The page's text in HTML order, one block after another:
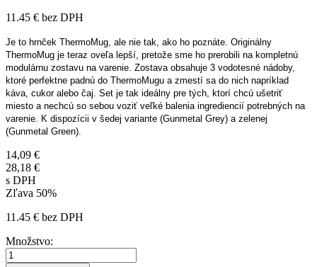
11.45 € bez DPH
Je to hrnček ThermoMug, ale nie tak, ako ho poznáte. Originálny
ThermoMug je teraz oveľa lepší, pretože sme ho prerobili na kompletnú
modulárnu zostavu na varenie. Zostava obsahuje 3 vodotesné nádoby,
ktoré perfektne padnú do ThermoMugu a zmestí sa do nich napríklad
káva, cukor alebo čaj. Set je tak ideálny pre tých, ktorí chcú ušetriť
miesto a nechcú so sebou voziť veľké balenia ingrediencií potrebných na
varenie. K dispozícii v šedej variante (Gunmetal Grey) a zelenej
(Gunmetal Green).
14,09 €
28,18 €
s DPH
Zľava 50%
11.45 € bez DPH
Množstvo: